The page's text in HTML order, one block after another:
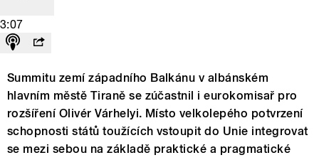
3:07
Summitu zemí západního Balkánu v albánském
hlavním městě Tiraně se zúčastnil i eurokomisař pro
rozšíření Olivér Várhelyi. Místo velkolepého potvrzení
schopnosti států toužících vstoupit do Unie integrovat
se mezi sebou na základě praktické a pragmatické